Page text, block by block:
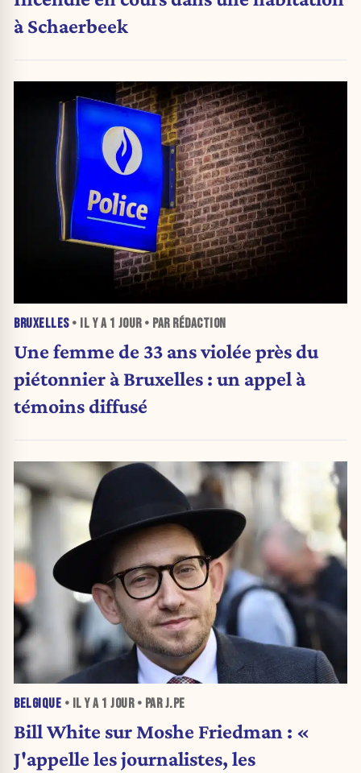
à Schaerbeek
BRUXELLES• IL Y A 1 JOUR• PAR RÉDACTION
Une femme de 33 ans violée près du
piétonnier à Bruxelles : un appel à
témoins diffusé
BELGIQUE • IL Y A 1 JOUR• PAR J.PE
Bill White sur Moshe Friedman : «
J'appelle les journalistes, les